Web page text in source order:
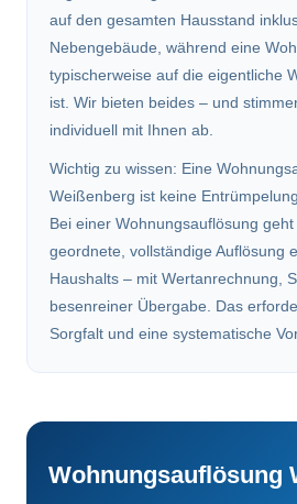
auf den gesamten Hausstand
Nebengebäude, während eine
typischerweise auf die eigentliche
ist. Wir bieten beides – und
individuell mit Ihnen ab.
Wichtig zu wissen: Eine
Weißenberg ist keine
Bei einer Wohnungsauflösung
geordnete, vollständige Auflösung
Haushalts – mit Wertanrechnung,
besenreiner Übergabe. Das
Sorgfalt und eine systematische
Wohnungsauflösung